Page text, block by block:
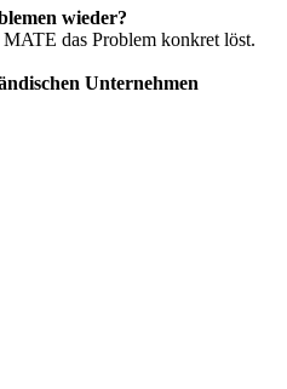
wieder?
das Problem konkret löst.
Unternehmen